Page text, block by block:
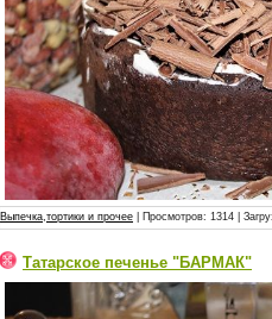
Выпечка,тортики и прочее | Просмотров: 1314 |
Татарское печенье "БАРМАК"